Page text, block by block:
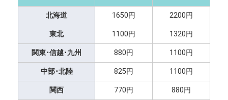
北海道 1650円 2200円
東北 1100円 1320円
関東･信越･九州 880円 1100円
中部･北陸 825円 1100円
関西 770円 880円